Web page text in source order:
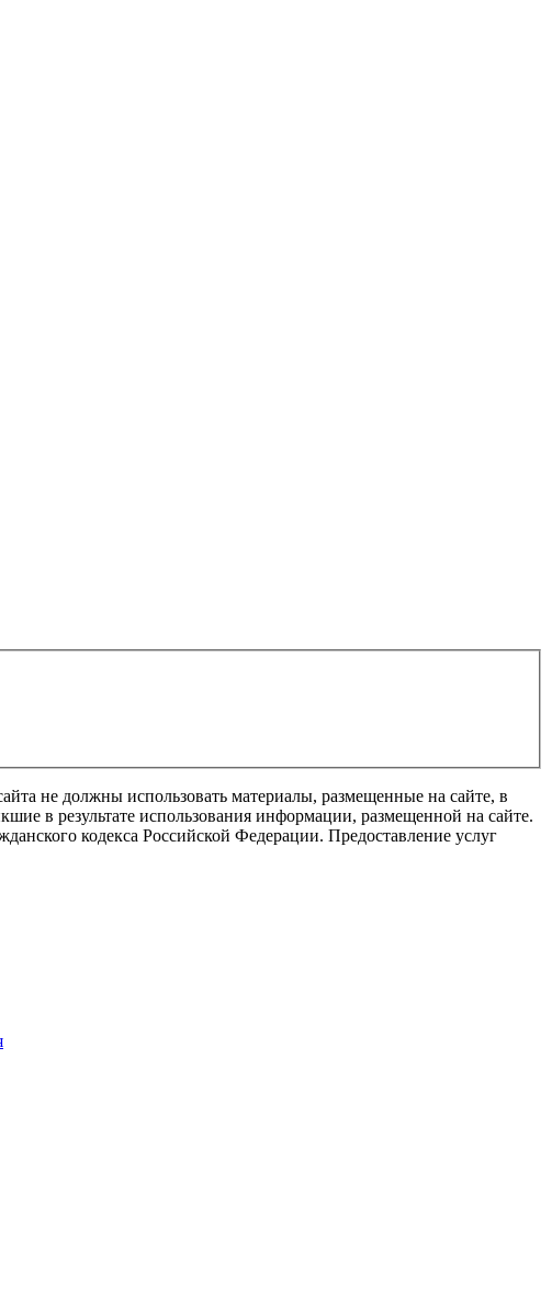
не должны использовать материалы, размещенные на сайте, в
в результате использования информации, размещенной на сайте.
кодекса Российской Федерации. Предоставление услуг